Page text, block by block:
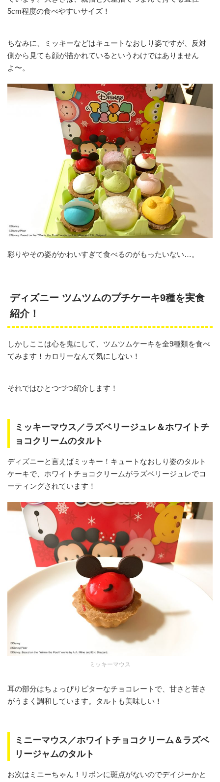
5cm程度の食べやすいサイズ！
ちなみに、ミッキーなどはキュートなおしり姿ですが、反対
側から見ても顔が描かれているというわけではありません
よ〜。
彩りやその姿がかわいすぎて食べるのがもったいない…。
ディズニー ツムツムのプチケーキ9種を実食
紹介！
しかしここは心を鬼にして、ツムツムケーキを全9種類を食べ
てみます！カロリーなんて気にしない！
それではひとつづつ紹介します！
ミッキーマウス／ラズベリージュレ＆ホワイトチ
ョコクリームのタルト
ディズニーと言えばミッキー！キュートなおしり姿のタルト
ケーキで、ホワイトチョコクリームがラズベリージュレでコ
ーティングされています！
ミッキーマウス
耳の部分はちょっぴりビターなチョコレートで、甘さと苦さ
がうまく調和しています。タルトも美味しい！
ミニーマウス／ホワイトチョコクリーム＆ラズベ
リージャムのタルト
お次はミニーちゃん！リボンに斑点がないのでデイジーかと